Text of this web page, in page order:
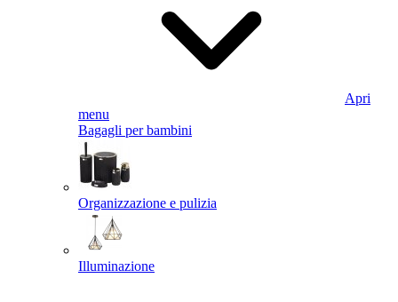
Apri
menu
Bagagli per bambini
Organizzazione e pulizia
Illuminazione